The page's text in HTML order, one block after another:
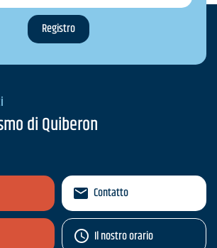
di Quiberon
Contatto
Il nostro orario